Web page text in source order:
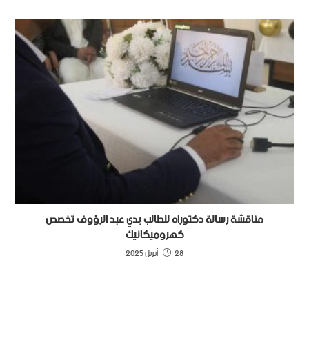
مناقشة رسالة دكتوراه للطالب بدي عبد الرؤوف تخصص
كهروميكانيك
28 أبريل 2025